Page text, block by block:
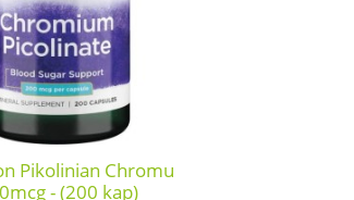
Pikolinian Chromu
- (200 kap)